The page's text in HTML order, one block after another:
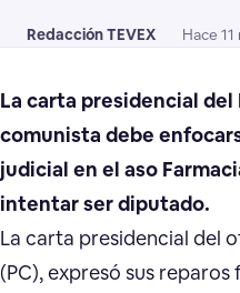
Redacción TEVEX Hace
La carta presidencial del
comunista debe
judicial en el aso
intentar ser diputado.
La carta presidencial del
(PC), expresó sus